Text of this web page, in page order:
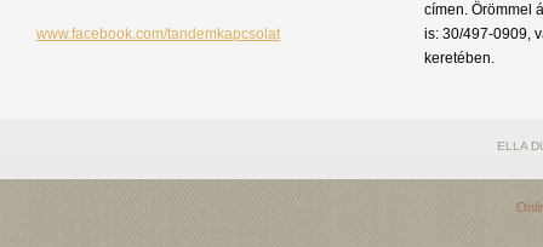
www.facebook.com/tandemkapcsolat
címen. Örömmel
is: 30/497-0909,
keretében.
ELLA